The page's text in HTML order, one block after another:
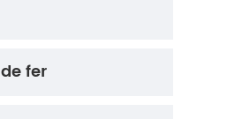
fer